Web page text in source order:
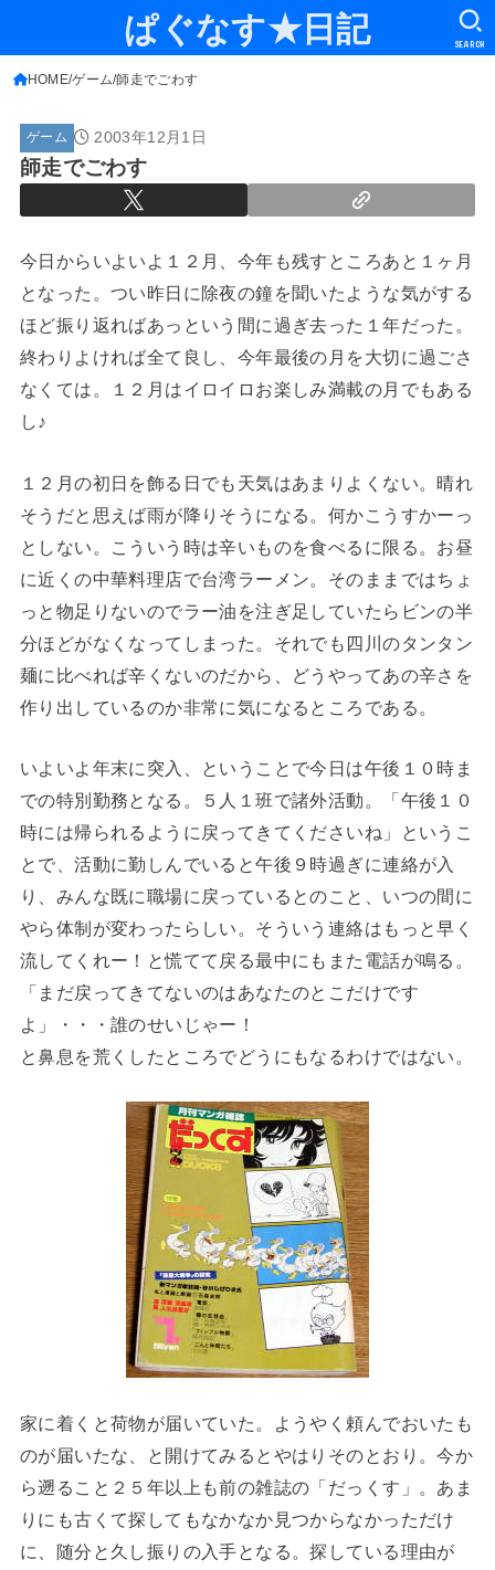
ぱぐなす★日記 SEARCH
HOME ゲーム 師走でごわす
ゲーム 2003年12月1日
師走でごわす
今日からいよいよ１２月、今年も残すところあと１ヶ月
となった。つい昨日に除夜の鐘を聞いたような気がする
ほど振り返ればあっという間に過ぎ去った１年だった。
終わりよければ全て良し、今年最後の月を大切に過ごさ
なくては。１２月はイロイロお楽しみ満載の月でもある
し♪
１２月の初日を飾る日でも天気はあまりよくない。晴れ
そうだと思えば雨が降りそうになる。何かこうすかーっ
としない。こういう時は辛いものを食べるに限る。お昼
に近くの中華料理店で台湾ラーメン。そのままではちょ
っと物足りないのでラー油を注ぎ足していたらビンの半
分ほどがなくなってしまった。それでも四川のタンタン
麺に比べれば辛くないのだから、どうやってあの辛さを
作り出しているのか非常に気になるところである。
いよいよ年末に突入、ということで今日は午後１０時ま
での特別勤務となる。５人１班で諸外活動。「午後１０
時には帰られるように戻ってきてくださいね」というこ
とで、活動に勤しんでいると午後９時過ぎに連絡が入
り、みんな既に職場に戻っているとのこと、いつの間に
やら体制が変わったらしい。そういう連絡はもっと早く
流してくれー！と慌てて戻る最中にもまた電話が鳴る。
「まだ戻ってきてないのはあなたのとこだけです
よ」・・・誰のせいじゃー！
と鼻息を荒くしたところでどうにもなるわけではない。
家に着くと荷物が届いていた。ようやく頼んでおいたも
のが届いたな、と開けてみるとやはりそのとおり。今か
ら遡ること２５年以上も前の雑誌の「だっくす」。あま
りにも古くて探してもなかなか見つからなかっただけ
に、随分と久し振りの入手となる。探している理由が